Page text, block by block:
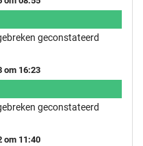
geconstateerd
om 16:23
geconstateerd
om 11:40